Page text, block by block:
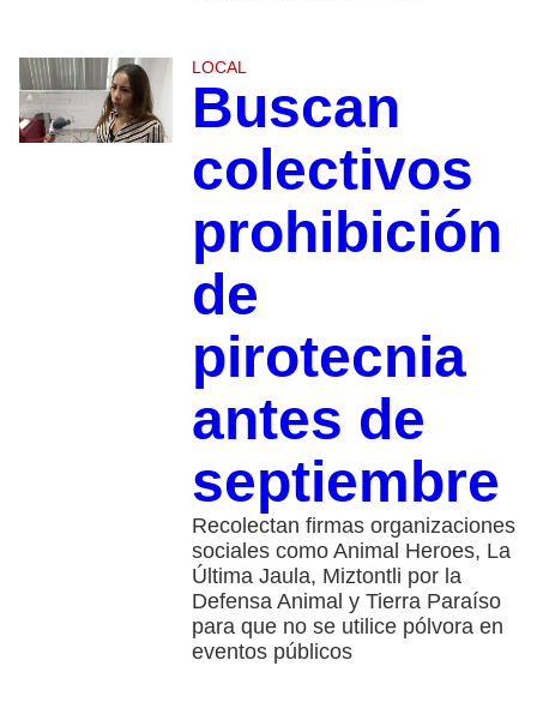
LOCAL
Buscan
colectivos
prohibición
de
pirotecnia
antes de
septiembre
Recolectan firmas organizaciones
sociales como Animal Heroes, La
Última Jaula, Miztontli por la
Defensa Animal y Tierra Paraíso
para que no se utilice pólvora en
eventos públicos